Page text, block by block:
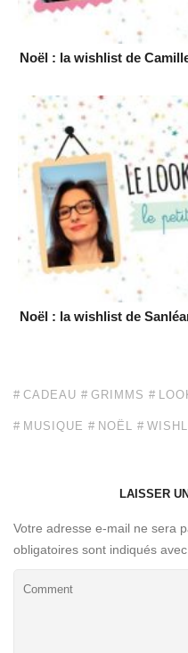
Noël : la wishlist de
Noël : la wishlist de
CADEAU GRIMMS
MUSIQUE NOËL
LAISSER
Votre adresse e-mail ne sera
obligatoires sont indiqués avec